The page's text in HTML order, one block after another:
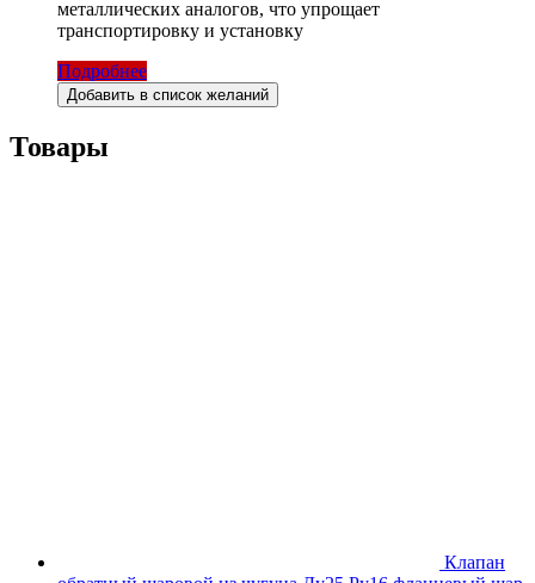
металлических аналогов, что упрощает
транспортировку и установку
Подробнее
Добавить в список желаний
Товары
Клапан